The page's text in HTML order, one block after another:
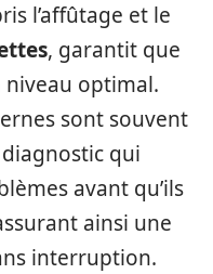
l’affûtage et le
, garantit que
optimal.
sont souvent
qui
avant qu’ils
ainsi une
interruption.